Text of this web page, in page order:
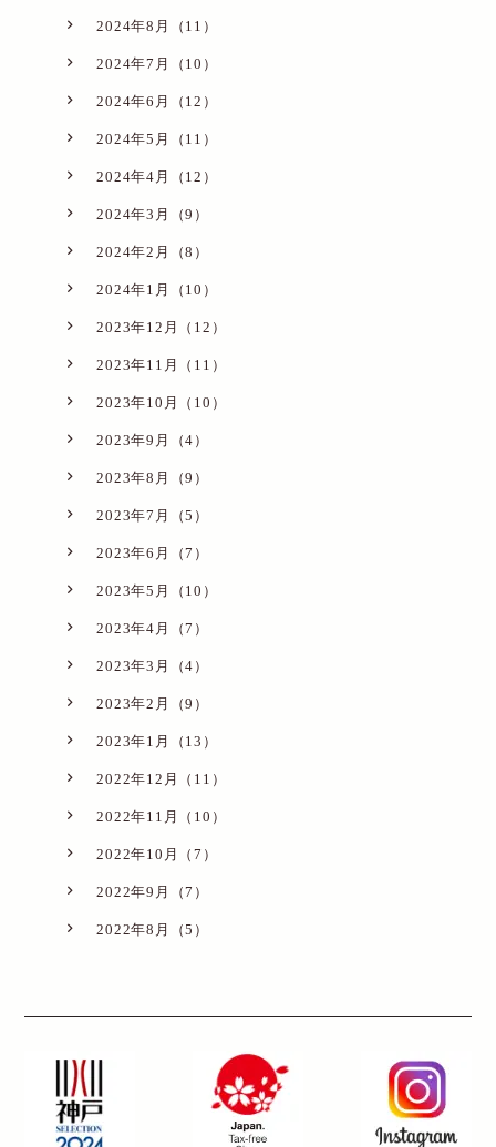
2024年8月（11）
2024年7月（10）
2024年6月（12）
2024年5月（11）
2024年4月（12）
2024年3月（9）
2024年2月（8）
2024年1月（10）
2023年12月（12）
2023年11月（11）
2023年10月（10）
2023年9月（4）
2023年8月（9）
2023年7月（5）
2023年6月（7）
2023年5月（10）
2023年4月（7）
2023年3月（4）
2023年2月（9）
2023年1月（13）
2022年12月（11）
2022年11月（10）
2022年10月（7）
2022年9月（7）
2022年8月（5）